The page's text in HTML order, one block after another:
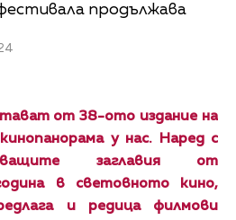
продължава
от 38-ото издание на
у нас. Наред с
заглавия от
в световното кино,
и редица филмови